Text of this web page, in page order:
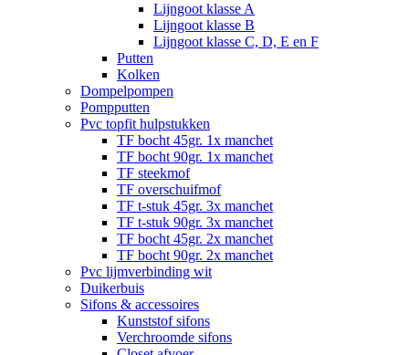
Lijngoot klasse A
Lijngoot klasse B
Lijngoot klasse C, D, E en F
Putten
Kolken
Dompelpompen
Pompputten
Pvc topfit hulpstukken
TF bocht 45gr. 1x manchet
TF bocht 90gr. 1x manchet
TF steekmof
TF overschuifmof
TF t-stuk 45gr. 3x manchet
TF t-stuk 90gr. 3x manchet
TF bocht 45gr. 2x manchet
TF bocht 90gr. 2x manchet
Pvc lijmverbinding wit
Duikerbuis
Sifons & accessoires
Kunststof sifons
Verchroomde sifons